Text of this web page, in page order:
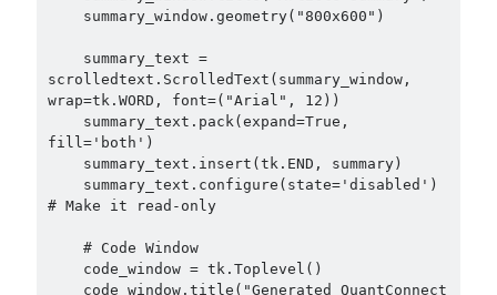
scrolledtext.ScrolledText(summary_window,
wrap=tk.WORD, font=("Arial", 12))
fill='both')
# Make it read-only